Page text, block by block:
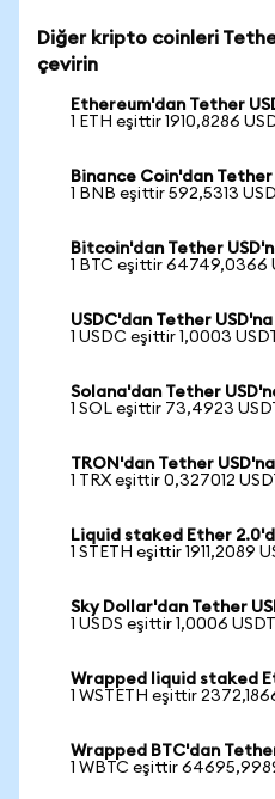
Diğer kripto coinleri
çevirin
Ethereum'dan Tether
1 ETH eşittir 1910,8286
Binance Coin'dan Tether
1 BNB eşittir 592,5313
Bitcoin'dan Tether
1 BTC eşittir 64749,0366
USDC'dan Tether USD'na
1 USDC eşittir 1,0003
Solana'dan Tether
1 SOL eşittir 73,4923
TRON'dan Tether USD'na
1 TRX eşittir 0,327012
Liquid staked Ether
1 STETH eşittir 1911,2089
Sky Dollar'dan Tether
1 USDS eşittir 1,0006 USDT
Wrapped liquid staked
1 WSTETH eşittir
Wrapped BTC'dan
1 WBTC eşittir